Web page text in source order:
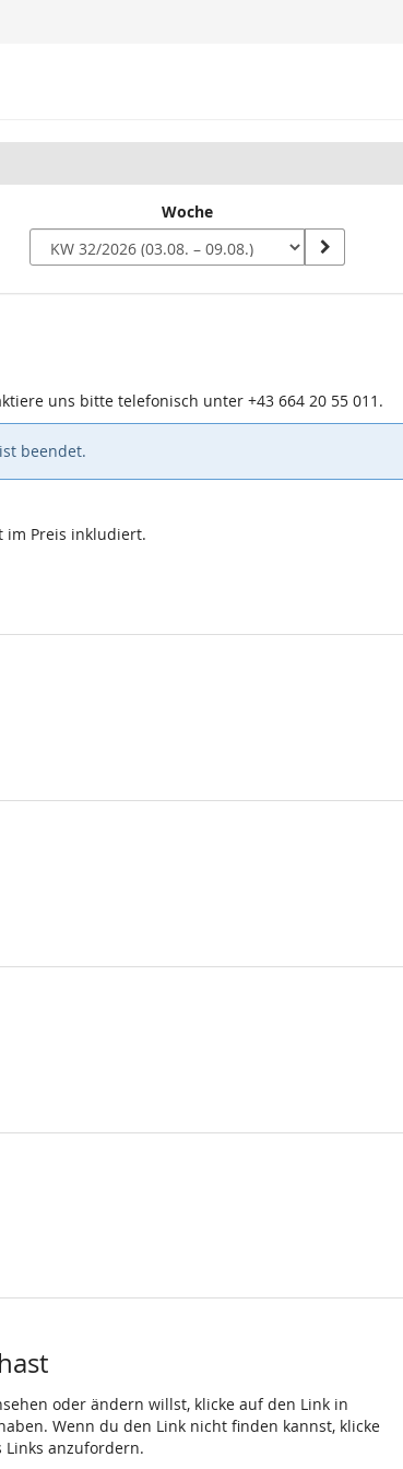
Woche
uns bitte telefonisch unter +43 664 20 55 011.
beendet.
im Preis inkludiert.
oder ändern willst, klicke auf den Link in
Wenn du den Link nicht finden kannst, klicke
anzufordern.